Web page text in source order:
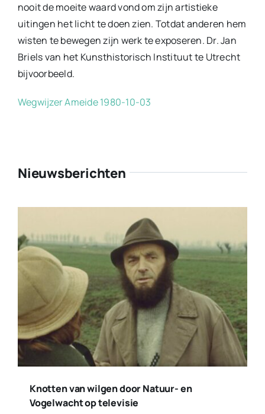
nooit de moeite waard vond om zijn artistieke
uitingen het licht te doen zien. Totdat anderen hem
wisten te bewegen zijn werk te exposeren. Dr. Jan
Briels van het Kunsthistorisch Instituut te Utrecht
bijvoorbeeld.
Wegwijzer Ameide 1980-10-03
Nieuwsberichten
Knotten van wilgen door Natuur- en
Vogelwacht op televisie